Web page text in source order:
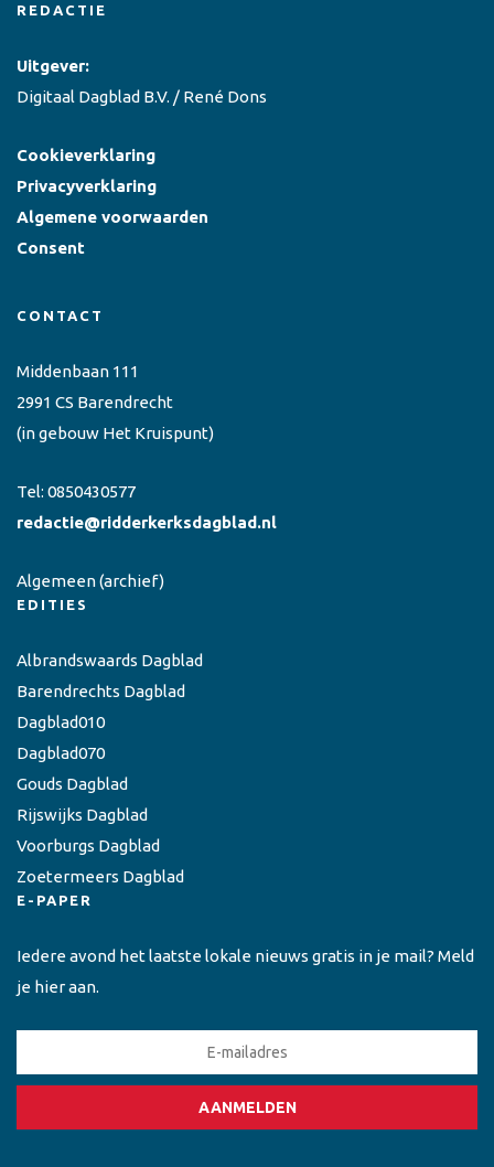
REDACTIE
Uitgever:
Digitaal Dagblad B.V. / René Dons
Cookieverklaring
Privacyverklaring
Algemene voorwaarden
Consent
CONTACT
Middenbaan 111
2991 CS Barendrecht
(in gebouw Het Kruispunt)
Tel: 0850430577
redactie@ridderkerksdagblad.nl
Algemeen(archief)
EDITIES
Albrandswaards Dagblad
Barendrechts Dagblad
Dagblad010
Dagblad070
Gouds Dagblad
Rijswijks Dagblad
Voorburgs Dagblad
Zoetermeers Dagblad
E-PAPER
Iedere avond het laatste lokale nieuws gratis in je mail? Meld
je hier aan.